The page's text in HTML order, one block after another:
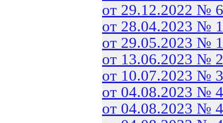
от 29.12.2022 №
от 28.04.2023 №
от 29.05.2023 №
от 13.06.2023 №
от 10.07.2023 №
от 04.08.2023 №
от 04.08.2023 №